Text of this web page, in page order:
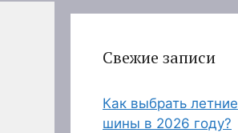
Свежие записи
Как выбрать летние
шины в 2026 году?